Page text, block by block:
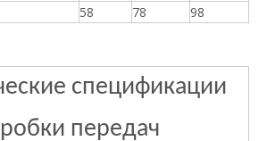
58 78 98
спецификации
передач